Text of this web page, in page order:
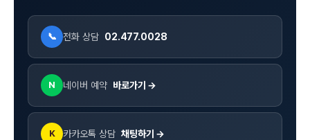
📞 전화 상담 02.477.0028
N 네이버 예약 바로가기 →
K 카카오톡 상담 채팅하기 →